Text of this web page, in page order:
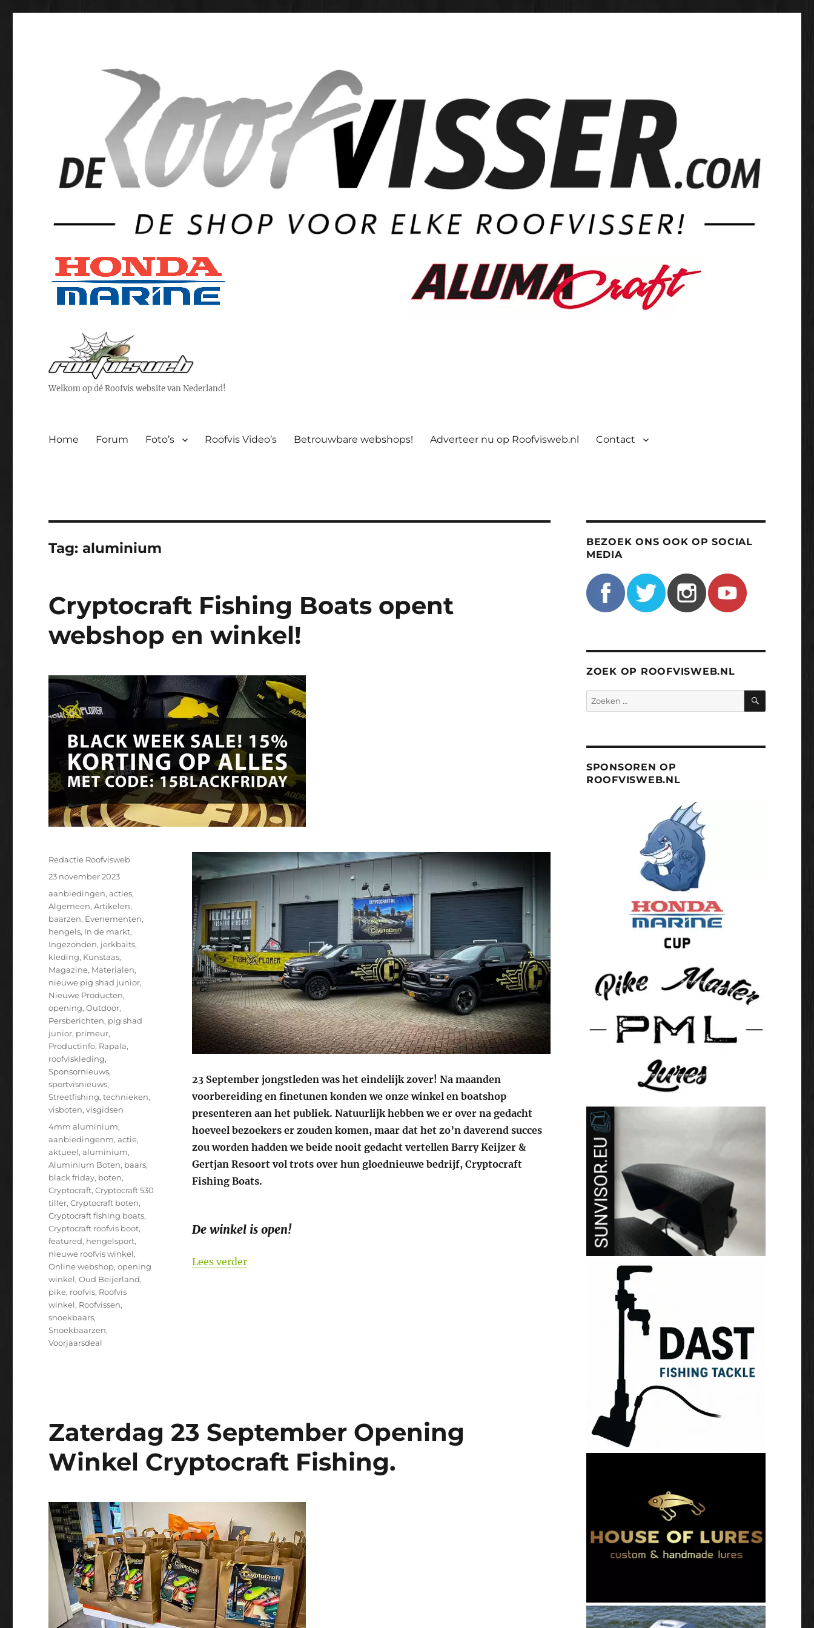
Welkom op dé Roofvis website van Nederland!
Home Forum Foto’s Roofvis Video’s Betrouwbare webshops! Adverteer nu op Roofvisweb.nl Contact
Tag:aluminium
Cryptocraft Fishing Boats opent
webshop en winkel!
23 September jongstleden was het eindelijk zover! Na maanden
voorbereiding en finetunen konden we onze winkel en boatshop
presenteren aan het publiek. Natuurlijk hebben we er over na gedacht
hoeveel bezoekers er zouden komen, maar dat het zo’n daverend succes
zou worden hadden we beide nooit gedacht vertellen Barry Keijzer &
Gertjan Resoort vol trots over hun gloednieuwe bedrijf, Cryptocraft
Fishing Boats.
De winkel is open!
Lees verder“Cryptocraft Fishing Boats opent webshop en winkel!”
Auteur
Redactie Roofvisweb
Geplaatst
23 november 2023
Categorieën
aanbiedingen,acties,
Algemeen,Artikelen,
baarzen, Evenementen,
hengels, In de markt,
Ingezonden, jerkbaits,
kleding, Kunstaas,
Magazine, Materialen,
nieuwe pig shad junior,
Nieuwe Producten,
opening,Outdoor,
Persberichten, pig shad
junior, primeur,
Productinfo, Rapala,
roofviskleding,
Sponsornieuws,
sportvisnieuws,
Streetfishing,technieken,
visboten,visgidsen
Tags
4mm aluminium,
aanbiedingenm,actie,
aktueel,aluminium,
Aluminium Boten, baars,
black friday, boten,
Cryptocraft,Cryptocraft 530
tiller,Cryptocraft boten,
Cryptocraft fishing boats,
Cryptocraft roofvis boot,
featured, hengelsport,
nieuwe roofvis winkel,
Online webshop,opening
winkel,Oud Beijerland,
pike, roofvis, Roofvis
winkel, Roofvissen,
snoekbaars,
Snoekbaarzen,
Voorjaarsdeal
Zaterdag 23 September Opening
Winkel Cryptocraft Fishing.
BEZOEK ONS OOK OP SOCIAL
MEDIA
ZOEK OP ROOFVISWEB.NL
Zoeken
naar:
ZOEKEN
SPONSOREN OP
ROOFVISWEB.NL